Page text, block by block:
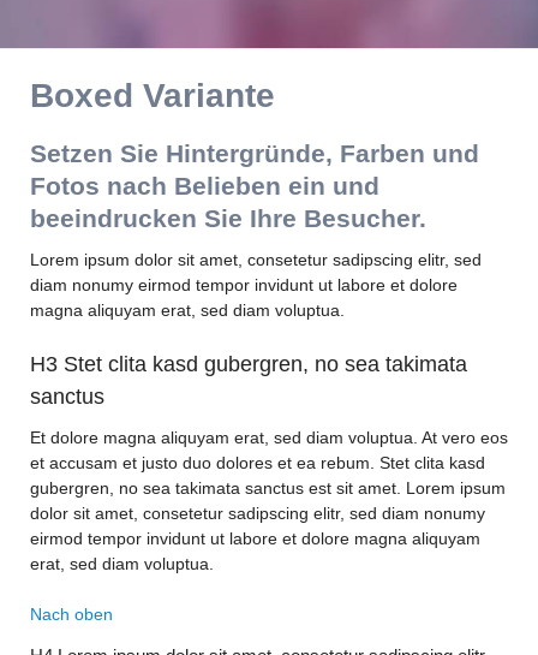
Boxed Variante
Setzen Sie Hintergründe, Farben und
Fotos nach Belieben ein und
beeindrucken Sie Ihre Besucher.
Lorem ipsum dolor sit amet, consetetur sadipscing elitr, sed
diam nonumy eirmod tempor invidunt ut labore et dolore
magna aliquyam erat, sed diam voluptua.
H3 Stet clita kasd gubergren, no sea takimata
sanctus
Et dolore magna aliquyam erat, sed diam voluptua. At vero eos
et accusam et justo duo dolores et ea rebum. Stet clita kasd
gubergren, no sea takimata sanctus est sit amet. Lorem ipsum
dolor sit amet, consetetur sadipscing elitr, sed diam nonumy
eirmod tempor invidunt ut labore et dolore magna aliquyam
erat, sed diam voluptua.
Nach oben